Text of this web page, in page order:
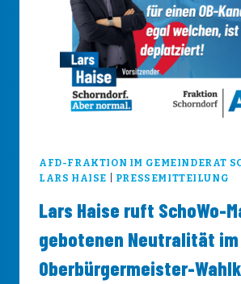
AFD-FRAKTION IM GEMEINDERAT
LARS HAISE
PRESSEMITTEILUNG
Lars Haise ruft SchoWo-
gebotenen Neutralität im
Oberbürgermeister-